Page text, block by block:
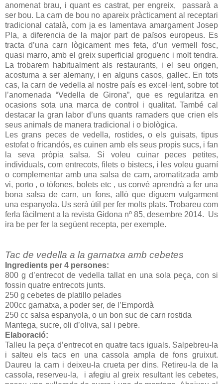
anomenat brau, i quant es castrat, per engreix,
passarà a
ser bou. La carn de bou no apareix pràcticament al receptari
tradicional català, com ja es lamentava amargament Josep
Pla, a diferencia de la major part de països europeus. Es
tracta d’una carn lògicament mes feta, d’un vermell fosc,
quasi marro, amb el greix superficial groguenc i molt tendra.
La trobarem habitualment als restaurants, i el seu origen,
acostuma a ser alemany, i en alguns casos, gallec. En tots
cas, la carn de vedella al nostre país es excel·lent, sobre tot
l’anomenada “Vedella de Girona”, que es regularitza en
ocasions sota una marca de control i qualitat. També cal
destacar la gran labor d’uns quants ramaders que crien els
seus animals de manera tradicional i o biològica.
Les grans peces de vedella, rostides, o els guisats, tipus
estofat o fricandós, es cuinen amb els seus propis sucs, i fan
la seva pròpia salsa. Si voleu cuinar peces petites,
individuals, com entrecots, filets o bistecs, i les voleu guarní
o complementar amb una salsa de carn, aromatitzada amb
vi, porto , o tòfones, bolets etc , us convé aprendrà a fer una
bona salsa de carn, un fons, allò que diguem vulgarment
una espanyola. Us serà útil per fer molts plats. Trobareu com
ferla fàcilment a la revista Gidona nº 85, desembre 2014. Us
ira be per fer la següent recepta, per exemple.
Tac de vedella a la garnatxa amb cebetes
Ingredients per 4 persones:
800 g d’entrecot de vedella tallat en una sola peça, con si
fossin quatre entrecots junts.
250 g cebetes de platillo pelades
200cc garnatxa, a poder ser, de l’Empordà
250 cc salsa espanyola, o un bon suc de carn rostida
Mantega, sucre, oli d’oliva, sal i pebre.
Elaboració:
Talleu la peça d’entrecot en quatre tacs iguals. Salpebreu-la
i salteu els tacs en una cassola ampla de fons gruixut.
Daureu la carn i deixeu-la crueta per dins. Retireu-la de la
cassola, reserveu-la,
i afegiu al greix resultant les cebetes,